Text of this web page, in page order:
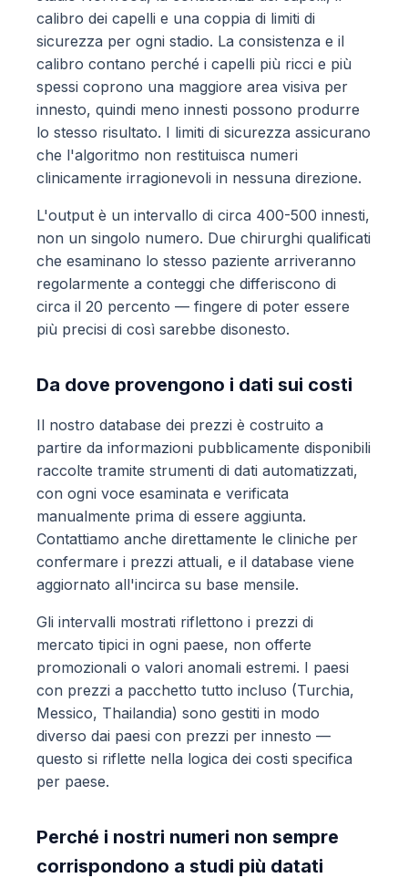
calibro dei capelli e una coppia di limiti di
sicurezza per ogni stadio. La consistenza e il
calibro contano perché i capelli più ricci e più
spessi coprono una maggiore area visiva per
innesto, quindi meno innesti possono produrre
lo stesso risultato. I limiti di sicurezza assicurano
che l'algoritmo non restituisca numeri
clinicamente irragionevoli in nessuna direzione.
L'output è un intervallo di circa 400-500 innesti,
non un singolo numero. Due chirurghi qualificati
che esaminano lo stesso paziente arriveranno
regolarmente a conteggi che differiscono di
circa il 20 percento — fingere di poter essere
più precisi di così sarebbe disonesto.
Da dove provengono i dati sui costi
Il nostro database dei prezzi è costruito a
partire da informazioni pubblicamente disponibili
raccolte tramite strumenti di dati automatizzati,
con ogni voce esaminata e verificata
manualmente prima di essere aggiunta.
Contattiamo anche direttamente le cliniche per
confermare i prezzi attuali, e il database viene
aggiornato all'incirca su base mensile.
Gli intervalli mostrati riflettono i prezzi di
mercato tipici in ogni paese, non offerte
promozionali o valori anomali estremi. I paesi
con prezzi a pacchetto tutto incluso (Turchia,
Messico, Thailandia) sono gestiti in modo
diverso dai paesi con prezzi per innesto —
questo si riflette nella logica dei costi specifica
per paese.
Perché i nostri numeri non sempre
corrispondono a studi più datati